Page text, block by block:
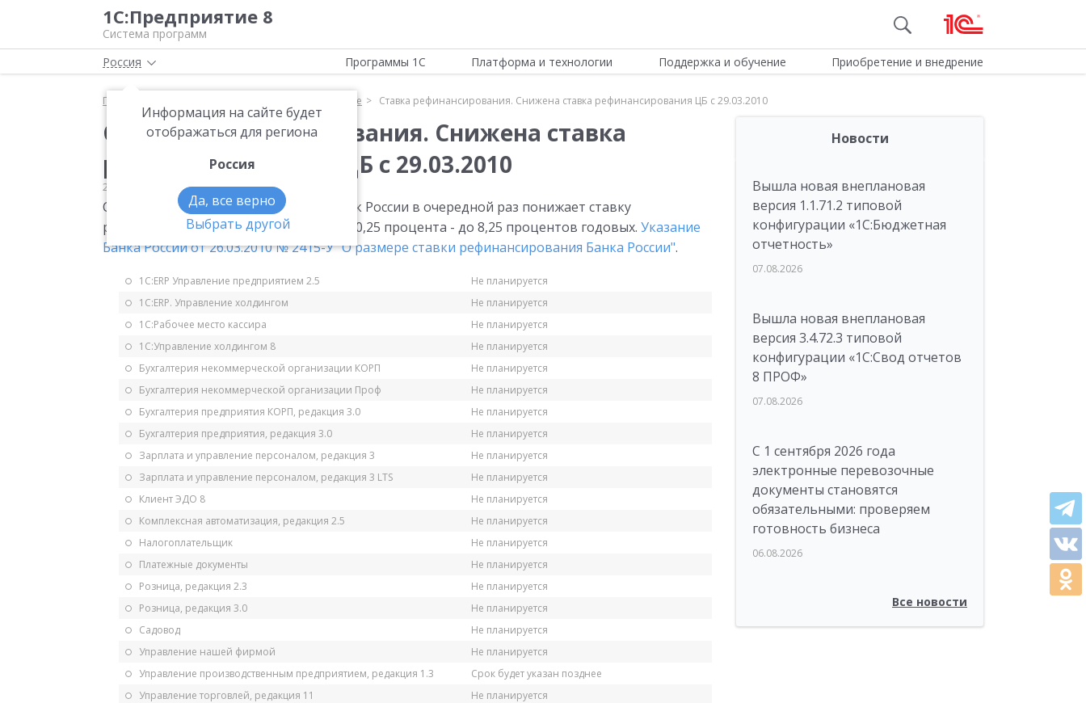
1С:Предприятие 8
Система программ
Россия
Информация на сайте будет
отображаться для региона
Россия
Да, все верно
Выбрать другой
Программы 1С Платформа и технологии Поддержка и обучение Приобретение и внедрение
Главная Прочее Ставка рефинансирования. Снижена ставка рефинансирования ЦБ с 29.03.2010
Ставка рефинансирования. Снижена ставка
рефинансирования ЦБ с 29.03.2010
26.03.2010 Прочее
С 29 марта 2010 года Центральный банк России в очередной раз понижает ставку
рефинансирования. Она уменьшена на 0,25 процента - до 8,25 процентов годовых. Указание
Банка России от 26.03.2010 № 2415-У "О размере ставки рефинансирования Банка России".
1С:ERP Управление предприятием 2.5
Не планируется
1С:ERP. Управление холдингом
Не планируется
1С:Рабочее место кассира
Не планируется
1С:Управление холдингом 8
Не планируется
Бухгалтерия некоммерческой организации КОРП
Не планируется
Бухгалтерия некоммерческой организации Проф
Не планируется
Бухгалтерия предприятия КОРП, редакция 3.0
Не планируется
Бухгалтерия предприятия, редакция 3.0
Не планируется
Зарплата и управление персоналом, редакция 3
Не планируется
Зарплата и управление персоналом, редакция 3 LTS
Не планируется
Клиент ЭДО 8
Не планируется
Комплексная автоматизация, редакция 2.5
Не планируется
Налогоплательщик
Не планируется
Платежные документы
Не планируется
Розница, редакция 2.3
Не планируется
Розница, редакция 3.0
Не планируется
Садовод
Не планируется
Управление нашей фирмой
Не планируется
Управление производственным предприятием, редакция 1.3
Срок будет указан позднее
Управление торговлей, редакция 11
Не планируется
Новости
Вышла новая внеплановая
версия 1.1.71.2 типовой
конфигурации «1C:Бюджетная
отчетность»
07.08.2026
Вышла новая внеплановая
версия 3.4.72.3 типовой
конфигурации «1C:Свод отчетов
8 ПРОФ»
07.08.2026
С 1 сентября 2026 года
электронные перевозочные
документы становятся
обязательными: проверяем
готовность бизнеса
06.08.2026
Все новости